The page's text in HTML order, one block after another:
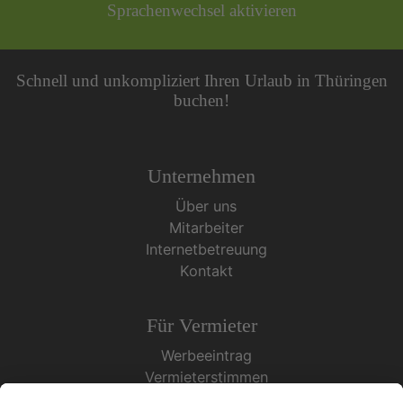
Sprachenwechsel aktivieren
Schnell und unkompliziert Ihren Urlaub in Thüringen
buchen!
Unternehmen
Über uns
Mitarbeiter
Internetbetreuung
Kontakt
Für Vermieter
Werbeeintrag
Vermieterstimmen